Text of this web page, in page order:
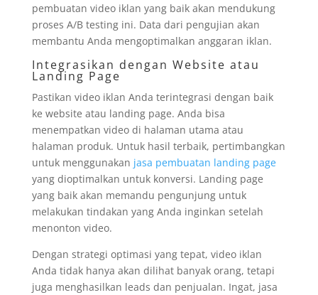
pembuatan video iklan yang baik akan mendukung
proses A/B testing ini. Data dari pengujian akan
membantu Anda mengoptimalkan anggaran iklan.
Integrasikan dengan Website atau
Landing Page
Pastikan video iklan Anda terintegrasi dengan baik
ke website atau landing page. Anda bisa
menempatkan video di halaman utama atau
halaman produk. Untuk hasil terbaik, pertimbangkan
untuk menggunakan jasa pembuatan landing page
yang dioptimalkan untuk konversi. Landing page
yang baik akan memandu pengunjung untuk
melakukan tindakan yang Anda inginkan setelah
menonton video.
Dengan strategi optimasi yang tepat, video iklan
Anda tidak hanya akan dilihat banyak orang, tetapi
juga menghasilkan leads dan penjualan. Ingat, jasa